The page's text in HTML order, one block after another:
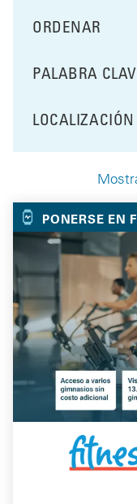
ORDENAR
RESULTS BY
FILTRAR POR
PALABRA
FILTRAR POR
LOCALIZACIÓN
YourPONERSE EN